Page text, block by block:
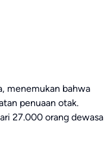
menemukan bahwa
penuaan otak.
27.000 orang dewasa